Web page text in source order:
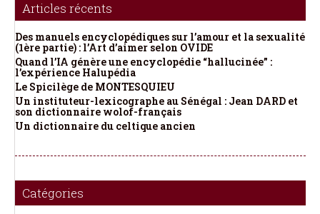
Articles récents
Des manuels encyclopédiques sur l’amour et la sexualité
(1ère partie) : l’Art d’aimer selon OVIDE
Quand l’IA génère une encyclopédie “hallucinée” :
l’expérience Halupédia
Le Spicilège de MONTESQUIEU
Un instituteur-lexicographe au Sénégal : Jean DARD et
son dictionnaire wolof-français
Un dictionnaire du celtique ancien
Catégories